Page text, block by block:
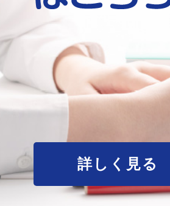
詳しく見る